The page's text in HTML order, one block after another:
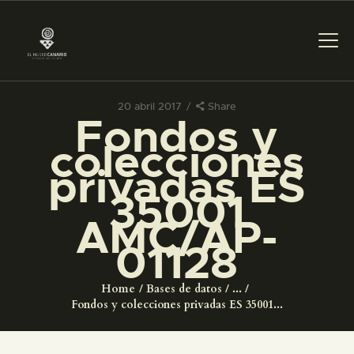
20 abril 2017 Share
Fondos y
colecciones
privadas ES
35001
AMC/AP-
01128
Home Bases de datos
...
Fondos y colecciones privadas ES 35001...
PREPARAR LA VISITA
ACTIVIDADES
█
EL MUSEO